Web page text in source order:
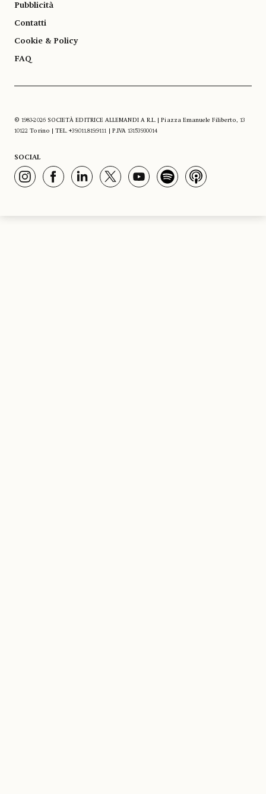
Pubblicità
Contatti
Cookie & Policy
FAQ
© 1983-2026 SOCIETÀ EDITRICE ALLEMANDI A R.L. | Piazza Emanuele Filiberto, 13
10122 Torino | TEL. +39.011.819.9111 | P.IVA 13153930014
SOCIAL